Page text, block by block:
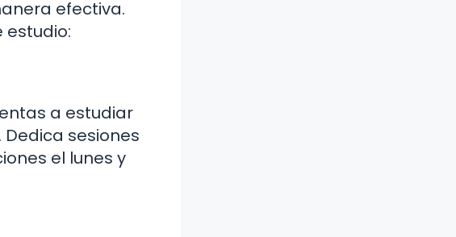
efectiva.
estudio:
a estudiar
sesiones
el lunes y